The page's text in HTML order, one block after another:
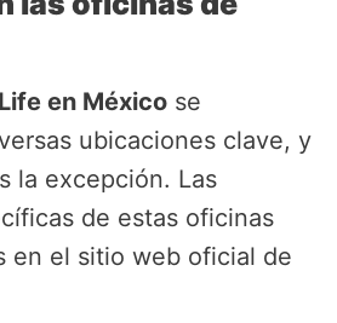
en México se
ubicaciones clave, y
la excepción. Las
de estas oficinas
en el sitio web oficial de